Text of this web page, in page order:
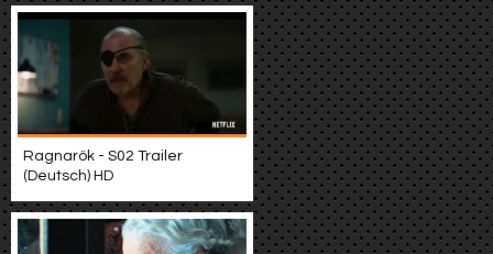
Ragnarök - S02 Trailer
(Deutsch) HD